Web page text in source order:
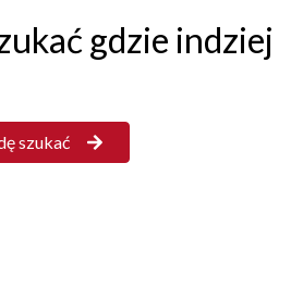
gdzie indziej
szukać